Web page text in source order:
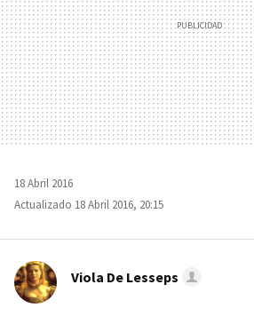
18 Abril 2016
Actualizado 18 Abril 2016, 20:15
Viola De Lesseps